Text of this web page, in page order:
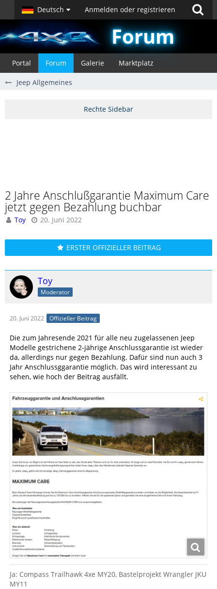
Deutsch Anmelden oder registrieren
Forum
Portal Forum Galerie Marktplatz
Jeep Allgemeines
2 Jahre Anschlußgarantie Maximum Care
jetzt gegen Bezahlung buchbar
Toy 20. Juni 2022
ERSTER OFFIZIELLER BEITRAG
Toy
Moderator
20. Juni 2022 Offizieller Beitrag
Die zum Jahresende 2021 für alle neu zugelassenen Jeep
Modelle gestrichene 2-jährige Anschlussgarantie ist wieder
da, allerdings nur gegen Bezahlung. Dafür sind nun auch 3
Jahr Anschlussggarantie möglich. Das wird interessant zu
sehen, wie hoch der Beitrag ausfällt.
Ja: Compass Trailhawk 4xe MY20, Bastelprojekt Wrangler JKU
MY11